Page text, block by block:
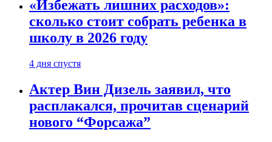
«Избежать лишних расходов»:
сколько стоит собрать ребенка в
школу в 2026 году
4 дня спустя
Актер Вин Дизель заявил, что
расплакался, прочитав сценарий
нового “Форсажа”